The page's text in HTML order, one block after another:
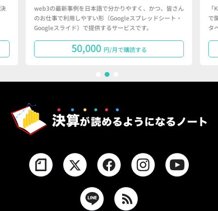
web3の最新事例を日本語で分かりやすく、かつ、皆さん
のお仕事で利用しやすい形（Googleスプレッドシート・
Googleスライド）で提供するサービスです。
50,000 円/月で購読する
で
タ